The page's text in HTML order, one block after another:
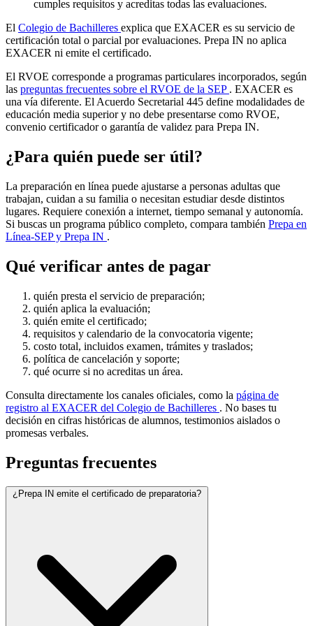
cumples requisitos y acreditas todas las evaluaciones.
El Colegio de Bachilleres explica que EXACER es su servicio de
certificación total o parcial por evaluaciones. Prepa IN no aplica
EXACER ni emite el certificado.
El RVOE corresponde a programas particulares incorporados, según
las preguntas frecuentes sobre el RVOE de la SEP . EXACER es
una vía diferente. El Acuerdo Secretarial 445 define modalidades de
educación media superior y no debe presentarse como RVOE,
convenio certificador o garantía de validez para Prepa IN.
¿Para quién puede ser útil?
La preparación en línea puede ajustarse a personas adultas que
trabajan, cuidan a su familia o necesitan estudiar desde distintos
lugares. Requiere conexión a internet, tiempo semanal y autonomía.
Si buscas un programa público completo, compara también Prepa en
Línea-SEP y Prepa IN .
Qué verificar antes de pagar
quién presta el servicio de preparación;
quién aplica la evaluación;
quién emite el certificado;
requisitos y calendario de la convocatoria vigente;
costo total, incluidos examen, trámites y traslados;
política de cancelación y soporte;
qué ocurre si no acreditas un área.
Consulta directamente los canales oficiales, como la página de
registro al EXACER del Colegio de Bachilleres . No bases tu
decisión en cifras históricas de alumnos, testimonios aislados o
promesas verbales.
Preguntas frecuentes
¿Prepa IN emite el certificado de preparatoria?